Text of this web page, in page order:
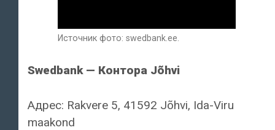
Источник фото: swedbank.ee.
Swedbank — Контора Jõhvi
Адрес: Rakvere 5, 41592 Jõhvi, Ida-Viru
maakond